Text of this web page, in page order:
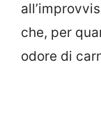
che, per
odore di